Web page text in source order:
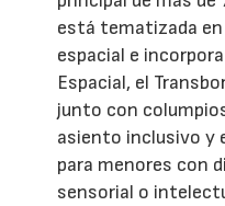
está tematizada
espacial e
Espacial, el
junto con
asiento inclusivo y
para menores con
sensorial o